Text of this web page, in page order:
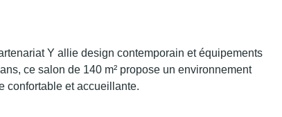
Y allie design contemporain et équipements
ce salon de 140 m² propose un environnement
confortable et accueillante.